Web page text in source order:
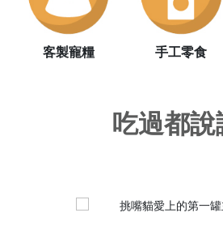
客製寵糧 手工零食
吃過都說